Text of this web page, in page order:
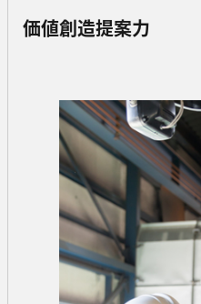
価値創造提案力